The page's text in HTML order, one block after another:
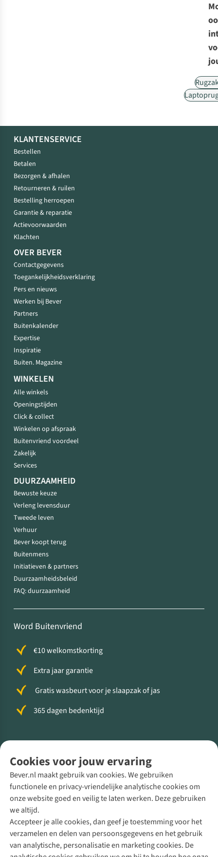
Cookies voor jouw ervaring
Bever.nl maakt gebruik van cookies. We gebruiken
functionele en privacy-vriendelijke analytische cookies om
onze website goed en veilig te laten werken. Deze gebruiken
we altijd.
Accepteer je alle cookies, dan geef je toestemming voor het
verzamelen en delen van persoonsgegevens en het gebruik
van analytische, personalisatie en marketing cookies. De
KLANTENSERVICE
Bestellen
Betalen
Bezorgen & afhalen
Retourneren & ruilen
Bestelling herroepen
Garantie & reparatie
Actievoorwaarden
Klachten
OVER BEVER
Contactgegevens
Toegankelijkheidsverklaring
Pers en nieuws
Werken bij Bever
Partners
Buitenkalender
Expertise
Inspiratie
Buiten. Magazine
WINKELEN
Alle winkels
Openingstijden
Click & collect
Winkelen op afspraak
Buitenvriend voordeel
Zakelijk
Services
DUURZAAMHEID
Bewuste keuze
Verleng levensduur
Tweede leven
Verhuur
Bever koopt terug
Buitenmens
Initiatieven & partners
Duurzaamheidsbeleid
FAQ: duurzaamheid
Word Buitenvriend
€10 welkomstkorting
Extra jaar garantie
Gratis wasbeurt voor je slaapzak of jas
365 dagen bedenktijd
Direct advies van een Buitenexpert
+31 (0)85 888 50 88
+31 6 12 28 49 80